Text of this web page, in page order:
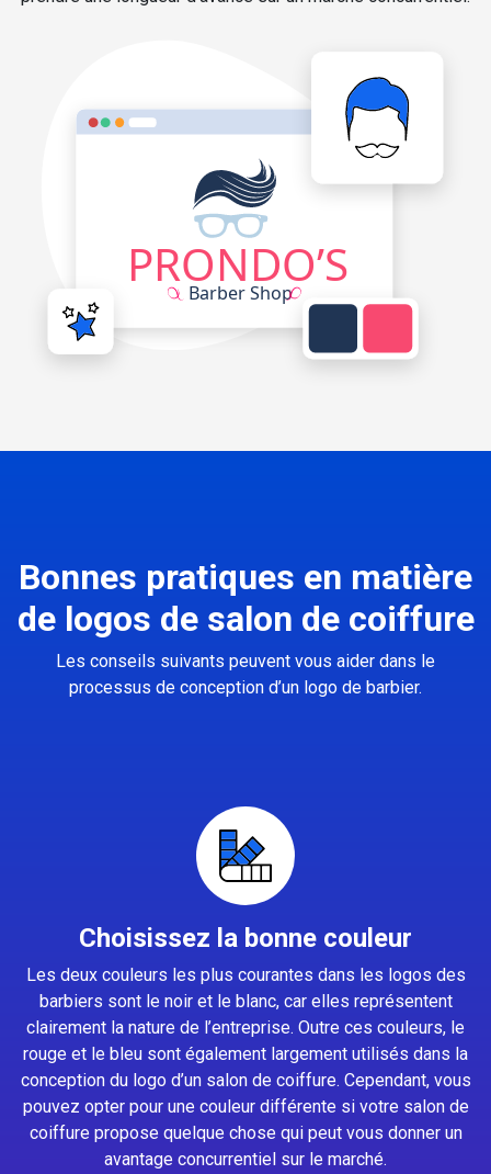
Bonnes pratiques en matière
de logos de salon de coiffure
Les conseils suivants peuvent vous aider dans le
processus de conception d’un logo de barbier.
Choisissez la bonne couleur
Les deux couleurs les plus courantes dans les logos des
barbiers sont le noir et le blanc, car elles représentent
clairement la nature de l’entreprise. Outre ces couleurs, le
rouge et le bleu sont également largement utilisés dans la
conception du logo d’un salon de coiffure. Cependant, vous
pouvez opter pour une couleur différente si votre salon de
coiffure propose quelque chose qui peut vous donner un
avantage concurrentiel sur le marché.